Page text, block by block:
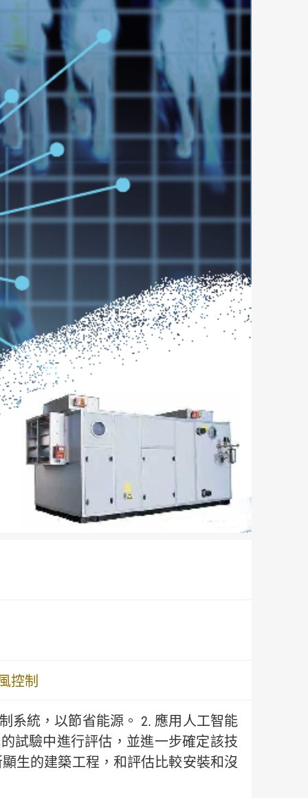
控制
系統，以節省能源。 2. 應用人工智能
試驗中進行評估，並進一步確定該技
生的建築工程，和評估比較安裝和沒